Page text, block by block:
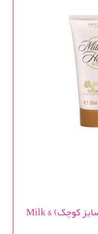
ست شامپو و نرم کننده شیر و عسل (سایز کوچک) Milk &